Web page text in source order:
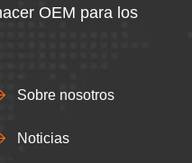
OEM para los
Sobre nosotros
Noticias